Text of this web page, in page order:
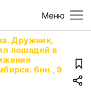
Меню
Дружник,
лошадей в
6нн., 9